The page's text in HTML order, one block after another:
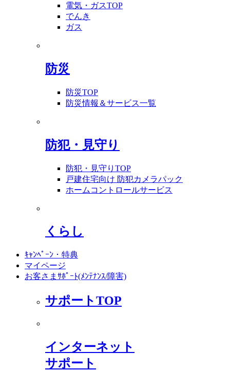
電気・ガスTOP
でんき
ガス
防災
防災TOP
防災情報＆サービス一覧
防犯・見守り
防犯・見守りTOP
戸建住宅向け 防犯カメラパック
ホームコントロールサービス
くらし
ｷｬﾝﾍﾟｰﾝ・特典
マイページ
お客さまｻﾎﾟｰﾄ(ﾒﾝﾃﾅﾝｽ/障害)
サポートTOP
インターネット
サポート